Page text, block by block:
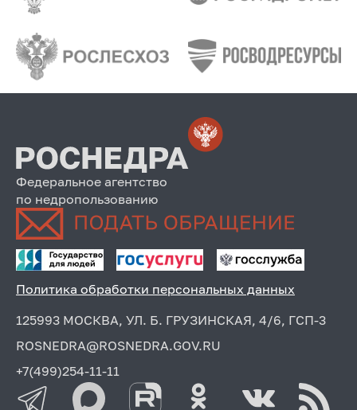
Федеральное агентство
по недропользованию
Политика обработки персональных данных
125993 МОСКВА, УЛ. Б. ГРУЗИНСКАЯ, 4/6, ГСП-3
ROSNEDRA@ROSNEDRA.GOV.RU
+7(499)254-11-11